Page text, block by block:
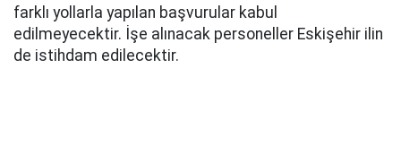
farklı yollarla yapılan başvurular kabul
edilmeyecektir. İşe alınacak personeller Eskişehir ilin
de istihdam edilecektir.